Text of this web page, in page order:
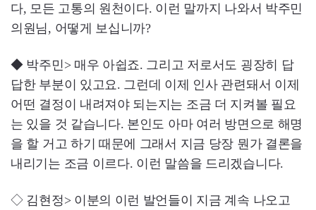
다, 모든 고통의 원천이다. 이런 말까지 나와서 박주민
의원님, 어떻게 보십니까?
◆ 박주민> 매우 아쉽죠. 그리고 저로서도 굉장히 답
답한 부분이 있고요. 그런데 이제 인사 관련돼서 이제
어떤 결정이 내려져야 되는지는 조금 더 지켜볼 필요
는 있을 것 같습니다. 본인도 아마 여러 방면으로 해명
을 할 거고 하기 때문에 그래서 지금 당장 뭔가 결론을
내리기는 조금 이르다. 이런 말씀을 드리겠습니다.
◇ 김현정> 이분의 이런 발언들이 지금 계속 나오고